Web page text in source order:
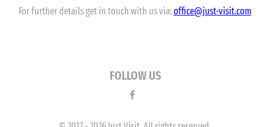
For further details get in touch with us via:office@just-visit.com
FOLLOW US